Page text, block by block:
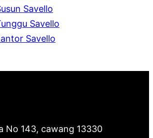
Savello
Savello
Savello
No 143, cawang 13330